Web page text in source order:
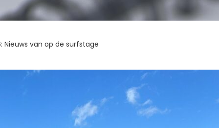
Nieuws van op de surfstage